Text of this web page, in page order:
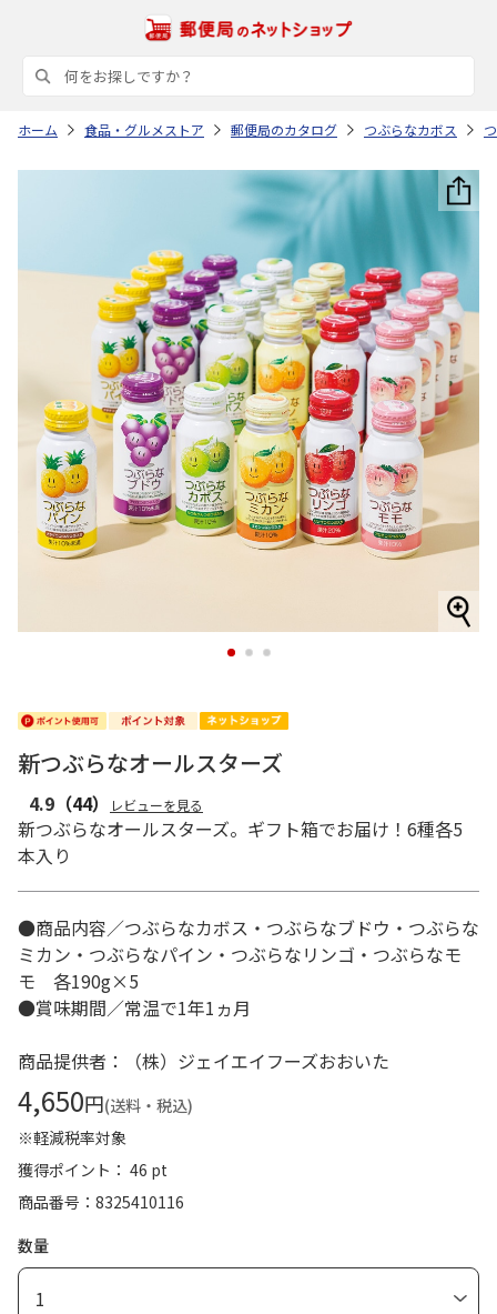
ホーム 食品・グルメストア 郵便局のカタログ つぶらなカボス
1 2 3
新つぶらなオールスターズ
4.9 （44） レビューを見る
新つぶらなオールスターズ。ギフト箱でお届け！6種各5
本入り
●商品内容／つぶらなカボス・つぶらなブドウ・つぶらな
ミカン・つぶらなパイン・つぶらなリンゴ・つぶらなモ
モ 各190g×5
●賞味期間／常温で1年1ヵ月
商品提供者：（株）ジェイエイフーズおおいた
4,650円(送料・税込)
※軽減税率対象
獲得ポイント： 46 pt
商品番号
8325410116
数量
1